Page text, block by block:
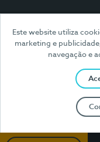
Este website utiliza
marketing e
navegação e